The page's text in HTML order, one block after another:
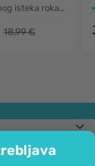
roka trajanja
18,99 €